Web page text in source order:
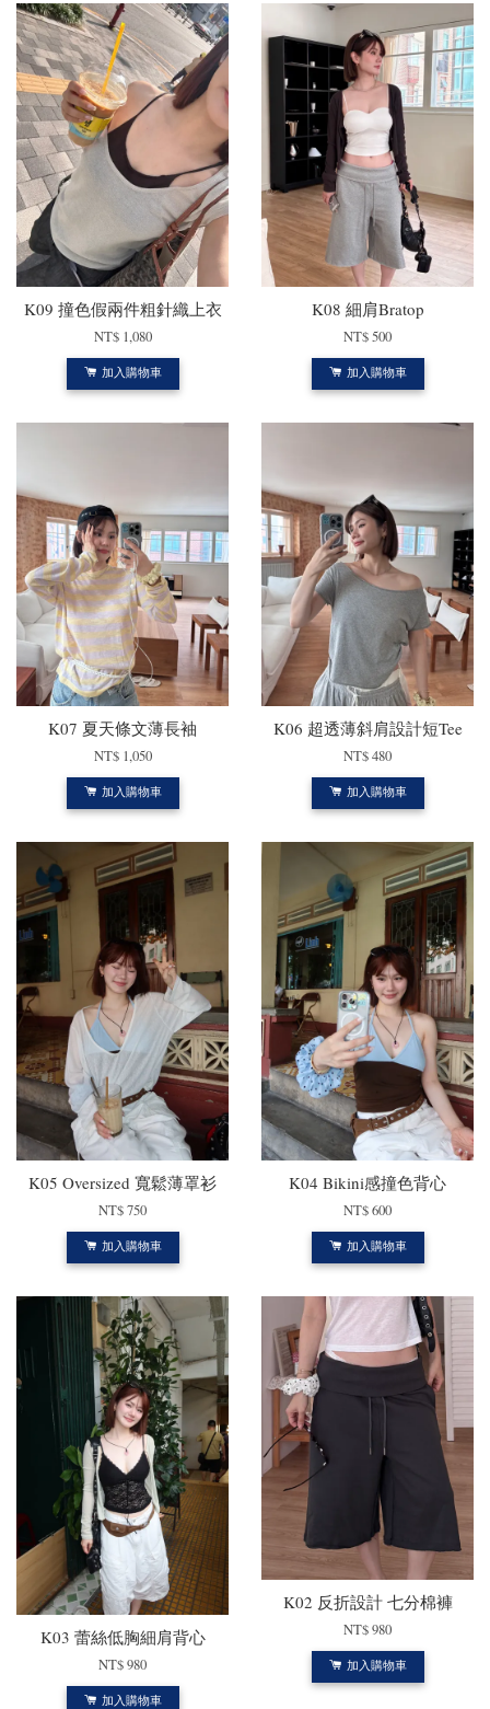
K09 撞色假兩件粗針織上衣
NT$ 1,080
加入購物車
K08 細肩Bratop
NT$ 500
加入購物車
K07 夏天條文薄長袖
NT$ 1,050
加入購物車
K06 超透薄斜肩設計短Tee
NT$ 480
加入購物車
K05 Oversized 寬鬆薄罩衫
NT$ 750
加入購物車
K04 Bikini感撞色背心
NT$ 600
加入購物車
K03 蕾絲低胸細肩背心
NT$ 980
加入購物車
K02 反折設計 七分棉褲
NT$ 980
加入購物車